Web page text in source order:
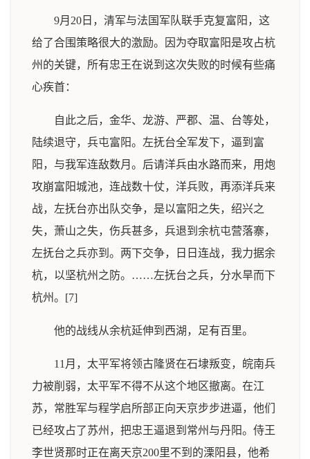
9月20日，清军与法国军队联手克复富阳，这
给了合围策略很大的激励。因为夺取富阳是攻占杭
州的关键，所有忠王在说到这次失败的时候有些痛
心疾首：
自此之后，金华、龙游、严郡、温、台等处，
陆续退守，兵屯富阳。左抚台全军发下，逼到富
阳，与我军连敌数月。后请洋兵由水路而来，用炮
攻崩富阳城池，连战数十仗，洋兵败，再添洋兵来
战，左抚台亦出队交争，是以富阳之失，绍兴之
失，萧山之失，伤兵甚多，兵退到余杭屯营落寨，
左抚台之兵亦到。两下交争，日日连战，我力据余
杭，以坚杭州之防。……左抚台之兵，分水旱而下
杭州。[7]
他的战线从余杭延伸到西湖，足有百里。
11月，太平军将领古隆贤在石埭叛变，皖南兵
力被削弱，太平军不得不从这个地区撤离。在江
苏，常胜军与程学启所部正向天京步步进逼，他们
已经攻占了苏州，把忠王逼退到常州与丹阳。侍王
李世贤那时正在离天京200里不到的溧阳县，他希